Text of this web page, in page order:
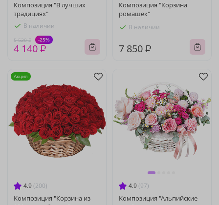
Композиция "В лучших
традициях"
В наличии
5 520 ₽ -25%
4 140 ₽
Композиция "Корзина
ромашек"
В наличии
7 850 ₽
4.9 (200)
Композиция "Корзина из
Акция
4.9 (97)
Композиция "Альпийские